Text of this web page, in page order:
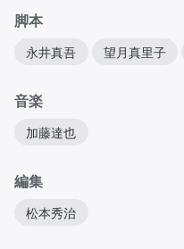
脚本
永井真吾 望月真里子
音楽
加藤達也
編集
松本秀治